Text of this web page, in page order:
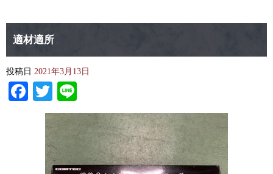
適材適所
投稿日 2021年3月13日
Facebook
Twitter